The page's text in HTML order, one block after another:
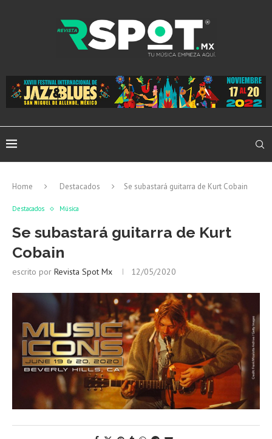
Home Destacados Se subastará guitarra de Kurt Cobain
Destacados Música
Se subastará guitarra de Kurt
Cobain
escrito por Revista Spot Mx 12/05/2020